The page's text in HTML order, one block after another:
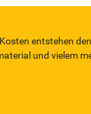
entstehen
und vielem